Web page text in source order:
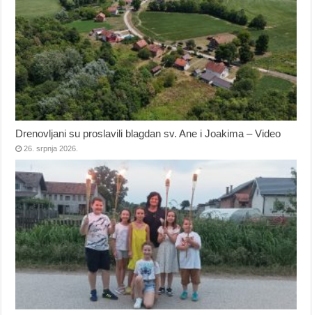
Drenovljani su proslavili blagdan sv. Ane i Joakima – Video
26. srpnja 2026.